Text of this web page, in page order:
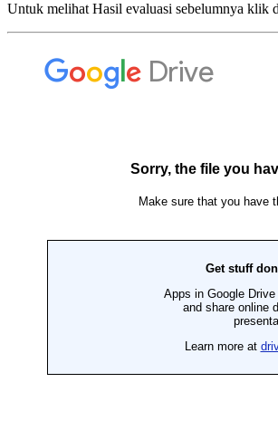
Untuk melihat Hasil evaluasi sebelumnya klik